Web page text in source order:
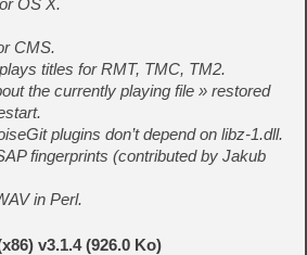
OS X.
CMS.
titles for RMT, TMC, TM2.
the currently playing file » restored
plugins don’t depend on libz-1.dll.
fingerprints (contributed by Jakub
in Perl.
v3.1.4 (926.0 Ko)